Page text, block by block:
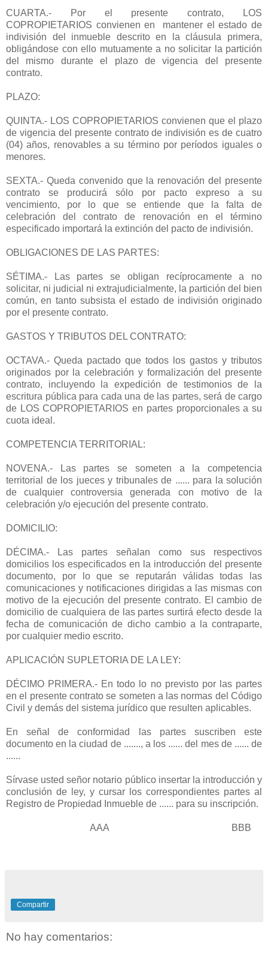
CUARTA.- Por el presente contrato, LOS
COPROPIETARIOS convienen en mantener el estado de
indivisión del inmueble descrito en la cláusula primera,
obligándose con ello mutuamente a no solicitar la partición
del mismo durante el plazo de vigencia del presente
contrato.
PLAZO:
QUINTA.- LOS COPROPIETARIOS convienen que el plazo
de vigencia del presente contrato de indivisión es de cuatro
(04) años, renovables a su término por períodos iguales o
menores.
SEXTA.- Queda convenido que la renovación del presente
contrato se producirá sólo por pacto expreso a su
vencimiento, por lo que se entiende que la falta de
celebración del contrato de renovación en el término
especificado importará la extinción del pacto de indivisión.
OBLIGACIONES DE LAS PARTES:
SÉTIMA.- Las partes se obligan recíprocamente a no
solicitar, ni judicial ni extrajudicialmente, la partición del bien
común, en tanto subsista el estado de indivisión originado
por el presente contrato.
GASTOS Y TRIBUTOS DEL CONTRATO:
OCTAVA.- Queda pactado que todos los gastos y tributos
originados por la celebración y formalización del presente
contrato, incluyendo la expedición de testimonios de la
escritura pública para cada una de las partes, será de cargo
de LOS COPROPIETARIOS en partes proporcionales a su
cuota ideal.
COMPETENCIA TERRITORIAL:
NOVENA.- Las partes se someten a la competencia
territorial de los jueces y tribunales de ...... para la solución
de cualquier controversia generada con motivo de la
celebración y/o ejecución del presente contrato.
DOMICILIO:
DÉCIMA.- Las partes señalan como sus respectivos
domicilios los especificados en la introducción del presente
documento, por lo que se reputarán válidas todas las
comunicaciones y notificaciones dirigidas a las mismas con
motivo de la ejecución del presente contrato. El cambio de
domicilio de cualquiera de las partes surtirá efecto desde la
fecha de comunicación de dicho cambio a la contraparte,
por cualquier medio escrito.
APLICACIÓN SUPLETORIA DE LA LEY:
DÉCIMO PRIMERA.- En todo lo no previsto por las partes
en el presente contrato se someten a las normas del Código
Civil y demás del sistema jurídico que resulten aplicables.
En señal de conformidad las partes suscriben este
documento en la ciudad de ......., a los ...... del mes de ...... de
......
Sírvase usted señor notario público insertar la introducción y
conclusión de ley, y cursar los correspondientes partes al
Registro de Propiedad Inmueble de ...... para su inscripción.
AAA BBB
Compartir
No hay comentarios: